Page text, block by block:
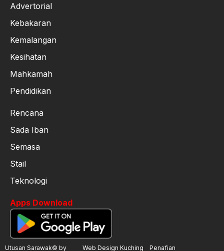
Advertorial
Kebakaran
Kemalangan
Kesihatan
Mahkamah
Pendidikan
Rencana
Sada Iban
Semasa
Stail
Teknologi
Apps Download
Utusan Sarawak© by Web Design Kuching Penafian